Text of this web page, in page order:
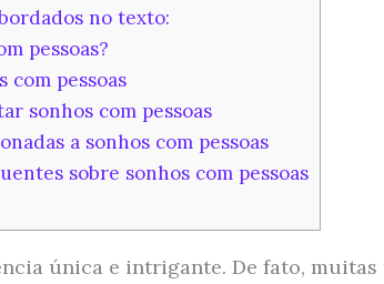
no texto:
pessoas?
com pessoas
sonhos com pessoas
a sonhos com pessoas
sobre sonhos com pessoas
única e intrigante. De fato, muitas